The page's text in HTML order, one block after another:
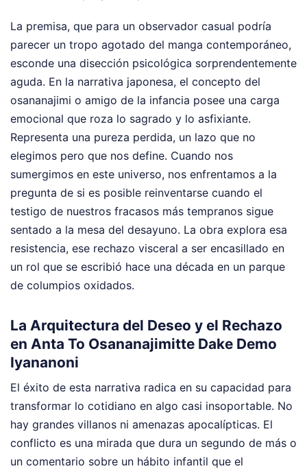
La premisa, que para un observador casual podría
parecer un tropo agotado del manga contemporáneo,
esconde una disección psicológica sorprendentemente
aguda. En la narrativa japonesa, el concepto del
osananajimi o amigo de la infancia posee una carga
emocional que roza lo sagrado y lo asfixiante.
Representa una pureza perdida, un lazo que no
elegimos pero que nos define. Cuando nos
sumergimos en este universo, nos enfrentamos a la
pregunta de si es posible reinventarse cuando el
testigo de nuestros fracasos más tempranos sigue
sentado a la mesa del desayuno. La obra explora esa
resistencia, ese rechazo visceral a ser encasillado en
un rol que se escribió hace una década en un parque
de columpios oxidados.
La Arquitectura del Deseo y el Rechazo
en Anta To Osananajimitte Dake Demo
Iyananoni
El éxito de esta narrativa radica en su capacidad para
transformar lo cotidiano en algo casi insoportable. No
hay grandes villanos ni amenazas apocalípticas. El
conflicto es una mirada que dura un segundo de más o
un comentario sobre un hábito infantil que el